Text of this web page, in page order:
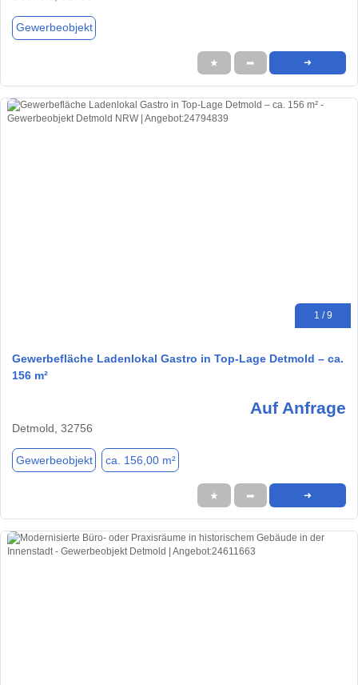
Gewerbeobjekt
★ ➦ ➜
1 / 9
Gewerbefläche Ladenlokal Gastro in Top-Lage Detmold – ca.
156 m²
Auf Anfrage
Detmold, 32756
Gewerbeobjekt ca. 156,00 m²
★ ➦ ➜